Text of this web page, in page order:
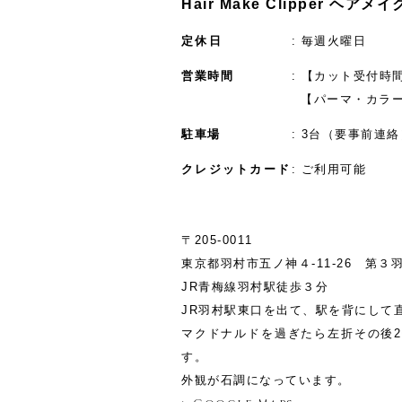
Hair Make Clipper ヘアメイ
定休日 毎週火曜日
営業時間
【カット受付時
【パーマ・カラ
駐車場 3台（要事前連絡
クレジットカード ご利用可能
〒205-0011
東京都羽村市五ノ神４-11‐26 第３
JR青梅線羽村駅徒歩３分
JR羽村駅東口を出て、駅を背にして
マクドナルドを過ぎたら左折その後
す。
外観が石調になっています。